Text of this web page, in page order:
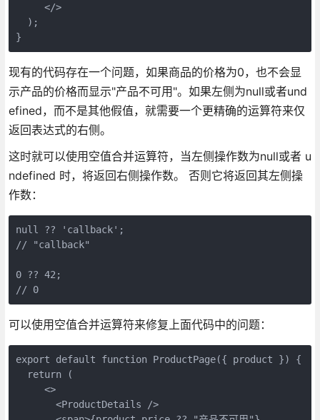
     </>
  );
}
现有的代码存在一个问题，如果商品的价格为0，也不会显
示产品的价格而显示"产品不可用"。如果左侧为null或者und
efined，而不是其他假值，就需要一个更精确的运算符来仅
返回表达式的右侧。
这时就可以使用空值合并运算符，当左侧操作数为null或者 u
ndefined 时，将返回右侧操作数。 否则它将返回其左侧操
作数：
null ?? 'callback';
// "callback"
0 ?? 42;
// 0
可以使用空值合并运算符来修复上面代码中的问题：
export default function ProductPage({ product })
  return (
     <>
       <ProductDetails />